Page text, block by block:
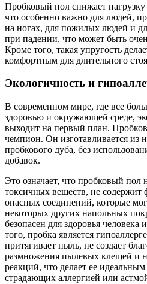
Пробковый пол снижает
что особенно важно для людей,
на ногах, для пожилых людей и
при падении, что может быть
Кроме того, такая упругость
комфортным для длительного
Экологичность и
В современном мире, где все
здоровью и окружающей среде,
выходит на первый план.
чемпион. Он изготавливается из
пробкового дуба, без
добавок.
Это означает, что пробковый пол
токсичных веществ, не содержит
опасных соединений, которые
некоторых других напольных
безопасен для здоровья
того, пробка является
притягивает пыль, не создает
размножения пылевых клещей и
реакций, что делает ее
страдающих аллергией или